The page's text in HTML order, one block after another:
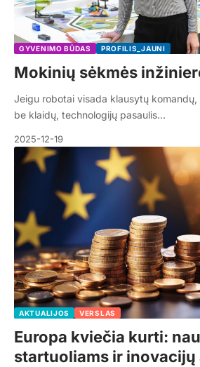
GYVENIMO BŪDAS PROFILIS_JAUNI
Mokinių sėkmės
Jeigu robotai visada klausytų
be klaidų, technologijų pasaulis…
2025-12-19
AKTUALIJOS VERSLAS
Europa kviečia kurti:
startuoliams ir inovacijų